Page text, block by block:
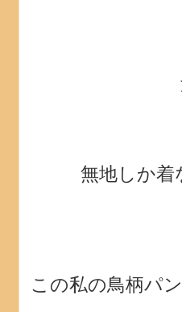
無地しか着
この私の鳥柄パ